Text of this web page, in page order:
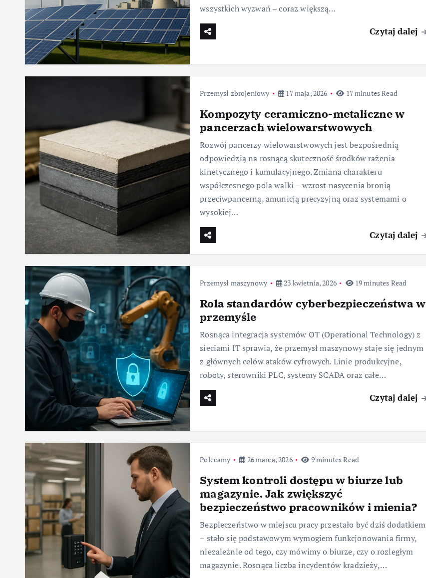
wszystkich wyzwań – coraz większą…
Czytaj dalej
Przemysł zbrojeniowy 17 maja, 2026 17 minutes Read
Kompozyty ceramiczno-metaliczne w
pancerzach wielowarstwowych
Rozwój pancerzy wielowarstwowych jest bezpośrednią
odpowiedzią na rosnącą skuteczność środków rażenia
kinetycznego i kumulacyjnego. Zmiana charakteru
współczesnego pola walki – wzrost nasycenia bronią
przeciwpancerną, amunicją precyzyjną oraz systemami o
wysokiej…
Czytaj dalej
Przemysł maszynowy 23 kwietnia, 2026 19 minutes Read
Rola standardów cyberbezpieczeństwa w
przemyśle
Rosnąca integracja systemów OT (Operational Technology) z
sieciami IT sprawia, że przemysł maszynowy staje się jednym
z głównych celów ataków cyfrowych. Linie produkcyjne,
roboty, sterowniki PLC, systemy SCADA oraz całe…
Czytaj dalej
Polecamy 26 marca, 2026 9 minutes Read
System kontroli dostępu w biurze lub
magazynie. Jak zwiększyć
bezpieczeństwo pracowników i mienia?
Bezpieczeństwo w miejscu pracy przestało być dziś dodatkiem
– stało się podstawowym wymogiem funkcjonowania firmy,
niezależnie od tego, czy mówimy o biurze, czy o rozległym
magazynie. Rosnąca liczba incydentów kradzieży,…